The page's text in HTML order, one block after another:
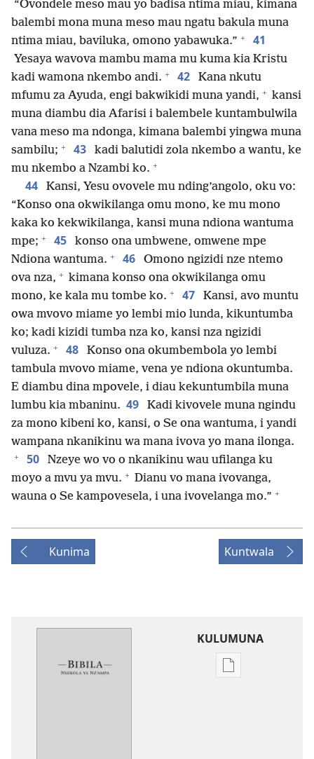
“Ovondele meso mau yo badisa ntima miau, kimana
balembi mona muna meso mau ngatu bakula muna
ntima miau, baviluka, omono yabawuka.” + 41
Yesaya wavova mambu mama mu kuma kia Kristu
kadi wamona nkembo andi. + 42
Kana nkutu
mfumu za Ayuda, engi bakwikidi muna yandi, + kansi
muna diambu dia Afarisi i balembele kuntambulwila
vana meso ma ndonga, kimana balembi yingwa muna
sambilu; + 43
kadi balutidi zola nkembo a wantu, ke
mu nkembo a Nzambi ko. +
44
Kansi, Yesu ovovele mu nding’angolo, oku vo:
“Konso ona okwikilanga omu mono, ke mu mono
kaka ko kekwikilanga, kansi muna ndiona wantuma
mpe; + 45
konso ona umbwene, omwene mpe
Ndiona wantuma. + 46
Omono ngizidi nze ntemo
ova nza, + kimana konso ona okwikilanga omu
mono, ke kala mu tombe ko. + 47
Kansi, avo muntu
owa mvovo miame yo lembi mio lunda, kikuntumba
ko; kadi kizidi tumba nza ko, kansi nza ngizidi
vuluza. + 48
Konso ona okumbembola yo lembi
tambula mvovo miame, vena ye ndiona okuntumba.
E diambu dina mpovele, i diau kekuntumbila muna
lumbu kia mbaninu. 49
Kadi kivovele muna ngindu
za mono kibeni ko, kansi, o Se ona wantuma, i yandi
wampana nkanikinu wa mana ivova yo mana ilonga.
+ 50
Nzeye wo vo o nkanikinu wau ufilanga ku
moyo a mvu ya mvu. + Dianu vo mana ivovanga,
wauna o Se kampovesela, i una ivovelanga mo.” +
Kunima Kuntwala
KULUMUNA
Kulumuna